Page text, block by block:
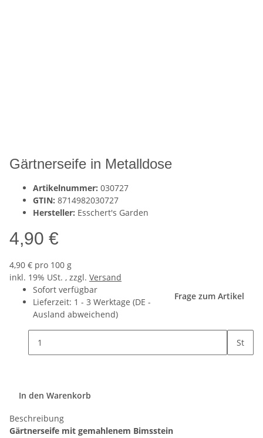
Gärtnerseife in Metalldose
Artikelnummer: 030727
GTIN: 8714982030727
Hersteller: Esschert's Garden
4,90 €
4,90 € pro 100 g
inkl. 19% USt. , zzgl. Versand
Sofort verfügbar
Lieferzeit: 1 - 3 Werktage (DE -
Ausland abweichend)
Frage zum Artikel
St
In den Warenkorb
Beschreibung
Gärtnerseife mit gemahlenem Bimsstein